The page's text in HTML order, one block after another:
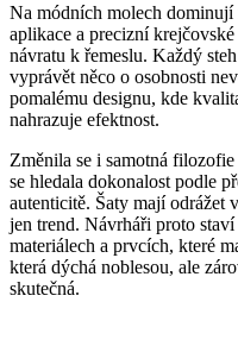
Na módních molech dominují
aplikace a precizní
návratu k řemeslu. Každý
vyprávět něco o osobnosti
pomalému designu, kde
nahrazuje efektnost.
Změnila se i samotná
se hledala dokonalost podle
autenticitě. Šaty mají odrážet
jen trend. Návrháři proto
materiálech a prvcích, které
která dýchá noblesou, ale
skutečná.